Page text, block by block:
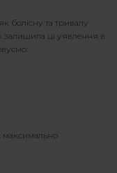
як болісну та тривалу
залишила ці уявлення в